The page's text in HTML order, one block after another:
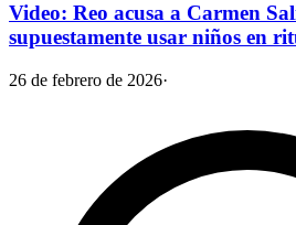
Video: Reo acusa a Carmen
supuestamente usar niños en
26 de febrero de 2026·